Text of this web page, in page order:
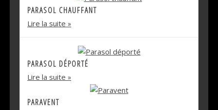
PARASOL CHAUFFANT
Lire la suite
PARASOL DÉPORTÉ
Lire la suite
PARAVENT